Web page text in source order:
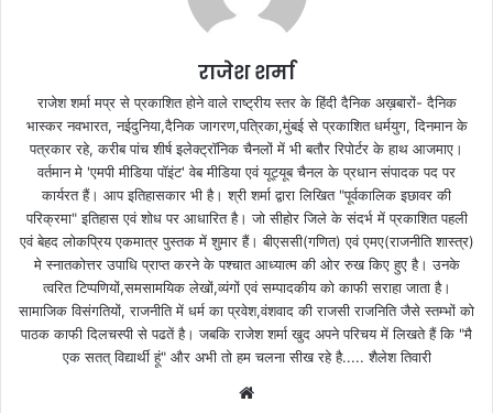
राजेश शर्मा
राजेश शर्मा मप्र से प्रकाशित होने वाले राष्ट्रीय स्तर के हिंदी दैनिक अख़बारों- दैनिक
भास्कर नवभारत, नईदुनिया,दैनिक जागरण,पत्रिका,मुंबई से प्रकाशित धर्मयुग, दिनमान के
पत्रकार रहे, करीब पांच शीर्ष इलेक्ट्रॉनिक चैनलों में भी बतौर रिपोर्टर के हाथ आजमाए।
वर्तमान मे 'एमपी मीडिया पॉइंट' वेब मीडिया एवं यूट्यूब चैनल के प्रधान संपादक पद पर
कार्यरत हैं। आप इतिहासकार भी है। श्री शर्मा द्वारा लिखित "पूर्वकालिक इछावर की
परिक्रमा" इतिहास एवं शोध पर आधारित है। जो सीहोर जिले के संदर्भ में प्रकाशित पहली
एवं बेहद लोकप्रिय एकमात्र पुस्तक में शुमार हैं। बीएससी(गणित) एवं एमए(राजनीति शास्त्र)
मे स्नातकोत्तर उपाधि प्राप्त करने के पश्चात आध्यात्म की ओर रुख किए हुए है। उनके
त्वरित टिप्पणियों,समसामयिक लेखों,व्यंगों एवं सम्पादकीय को काफी सराहा जाता है।
सामाजिक विसंगतियों, राजनीति में धर्म का प्रवेश,वंशवाद की राजसी राजनिति जैसे स्तम्भों को
पाठक काफी दिलचस्पी से पढतें है। जबकि राजेश शर्मा खुद अपने परिचय में लिखते हैं कि "मै
एक सतत् विद्यार्थी हूं" और अभी तो हम चलना सीख रहे है..... शैलेश तिवारी